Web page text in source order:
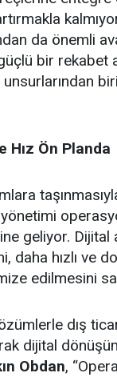
da önemli
bir rekabet
Hız Ön Planda
geliyor. Dijital
daha hızlı ve
edilmesini
dış
dijital
Obdan,